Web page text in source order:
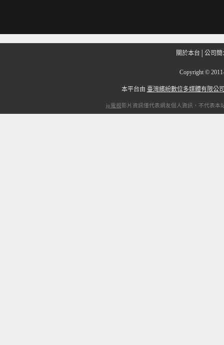
關於本台 公司簡
Copyright ©
本平台由 臺灣繽紛數位多媒體有限公
ip電視影片資訊僅代表網友個人資訊，不代表本